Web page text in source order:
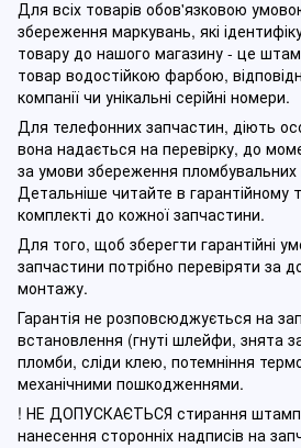
Для всіх товарів обов'язковою
збереження маркувань, які
товару до нашого магазину - це
товар водостійкою фарбою,
компанії чи унікальні серійні номери.
Для телефонних запчастин, діють
вона надається на перевірку, до
за умови збереження пломбувальних
Детальніше читайте в гарантійному
комплекті до кожної запчастини.
Для того, щоб зберегти гарантійні
запчастини потрібно перевіряти за
монтажу.
Гарантія не розповсюджується на
встановлення (гнуті шлейфи, знята
пломби, сліди клею, потемніння
механічними пошкодженнями.
! НЕ ДОПУСКАЄТЬСЯ стирання
нанесення сторонніх надписів на